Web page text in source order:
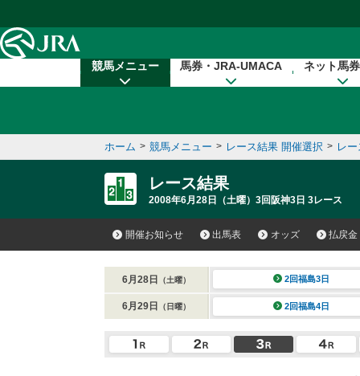
競馬メニュー 馬券・JRA-UMACA ネット馬
ホーム > 競馬メニュー > レース結果 開催選択 > レ
レース結果
2008年6月28日（土曜）3回阪神3日 3レース
開催お知らせ 出馬表 オッズ 払戻金
6月28日 （土曜） 2回福島3日
6月29日 （日曜） 2回福島4日